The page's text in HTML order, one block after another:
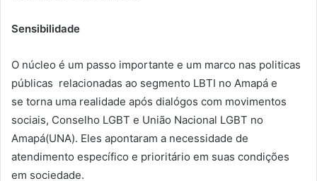
Sensibilidade
O núcleo é um passo importante e um marco nas politicas
públicas relacionadas ao segmento LBTI no Amapá e
se torna uma realidade após dialógos com movimentos
sociais, Conselho LGBT e União Nacional LGBT no
Amapá(UNA). Eles apontaram a necessidade de
atendimento específico e prioritário em suas condições
em sociedade.